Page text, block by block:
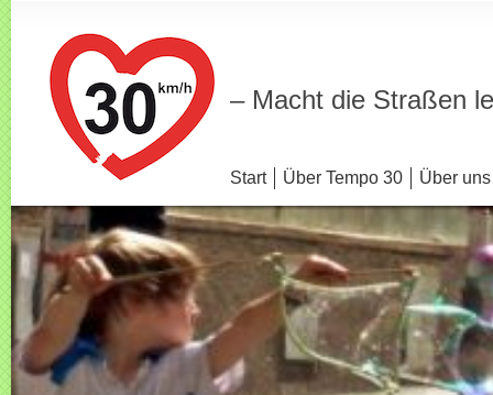
– Macht die Straßen
Start Über Tempo 30 Über uns